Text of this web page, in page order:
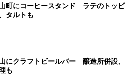
町にコーヒースタンド ラテのトッピ
タルトも
にクラフトビールバー 醸造所併設、
も